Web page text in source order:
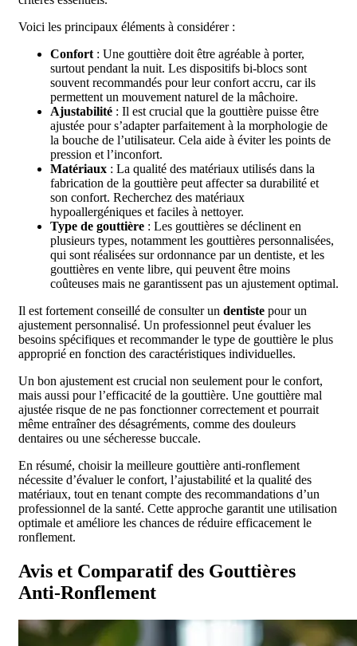
Voici les principaux éléments à considérer :
Confort : Une gouttière doit être agréable à porter,
surtout pendant la nuit. Les dispositifs bi-blocs sont
souvent recommandés pour leur confort accru, car ils
permettent un mouvement naturel de la mâchoire.
Ajustabilité : Il est crucial que la gouttière puisse être
ajustée pour s’adapter parfaitement à la morphologie de
la bouche de l’utilisateur. Cela aide à éviter les points de
pression et l’inconfort.
Matériaux : La qualité des matériaux utilisés dans la
fabrication de la gouttière peut affecter sa durabilité et
son confort. Recherchez des matériaux
hypoallergéniques et faciles à nettoyer.
Type de gouttière : Les gouttières se déclinent en
plusieurs types, notamment les gouttières personnalisées,
qui sont réalisées sur ordonnance par un dentiste, et les
gouttières en vente libre, qui peuvent être moins
coûteuses mais ne garantissent pas un ajustement optimal.
Il est fortement conseillé de consulter un dentiste pour un
ajustement personnalisé. Un professionnel peut évaluer les
besoins spécifiques et recommander le type de gouttière le plus
approprié en fonction des caractéristiques individuelles.
Un bon ajustement est crucial non seulement pour le confort,
mais aussi pour l’efficacité de la gouttière. Une gouttière mal
ajustée risque de ne pas fonctionner correctement et pourrait
même entraîner des désagréments, comme des douleurs
dentaires ou une sécheresse buccale.
En résumé, choisir la meilleure gouttière anti-ronflement
nécessite d’évaluer le confort, l’ajustabilité et la qualité des
matériaux, tout en tenant compte des recommandations d’un
professionnel de la santé. Cette approche garantit une utilisation
optimale et améliore les chances de réduire efficacement le
ronflement.
Avis et Comparatif des Gouttières
Anti-Ronflement